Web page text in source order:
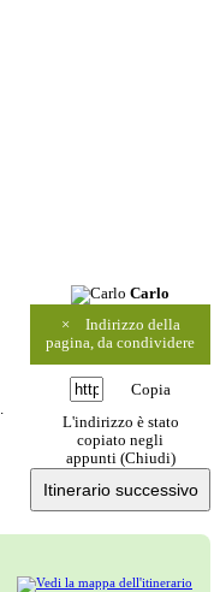
Carlo
×
Indirizzo della
pagina, da condividere
Copia
L'indirizzo è stato
copiato negli
appunti (Chiudi)
.
Itinerario successivo